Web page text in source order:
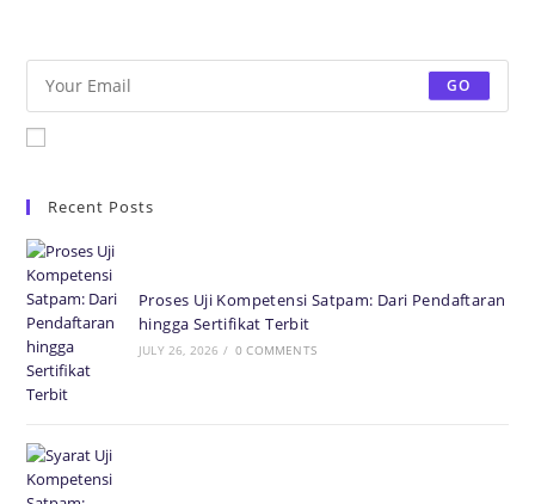
GO
Recent Posts
Proses Uji Kompetensi Satpam: Dari Pendaftaran
hingga Sertifikat Terbit
JULY 26, 2026 / 0 COMMENTS